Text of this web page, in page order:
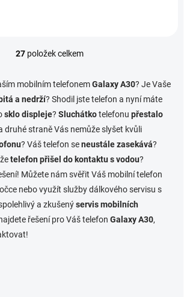
O
l
d
a
c
í
p
r
v
k
y
v
ý
27položek celkem
mobilním telefonemGalaxy A30? Je Vaše
a nedrží? Shodil jste telefon a nyní máte
sklo displeje? Sluchátkotelefonu přestalo
druhé straně Vás nemůže slyšet kvůli
? Váš telefon seneustále zasekává?
telefon přišel do kontaktu s vodou?
Můžete nám svěřit Váš mobilní telefon
nebo využít služby dálkového servisu s
a zkušenýservis mobilních
řešení pro Váš telefon Galaxy A30,